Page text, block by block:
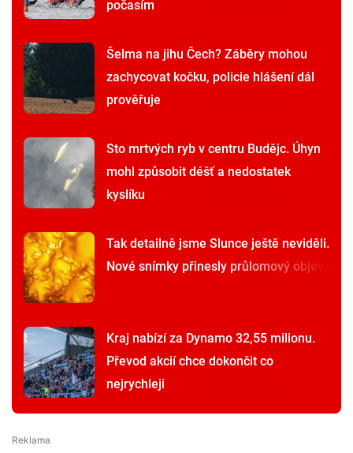
počasím
Šelma na jihu Čech? Záběry mohou
zachycovat kočku, policie hlášení dál
prověřuje
Sto mrtvých ryb v centru Budějc. Úhyn
mohl způsobit déšť a nedostatek
kyslíku
Tak detailně jsme Slunce ještě neviděli.
Nové snímky přinesly průlomový objev
Kraj nabízí za Dynamo 32,55 milionu.
Převod akcií chce dokončit co
nejrychleji